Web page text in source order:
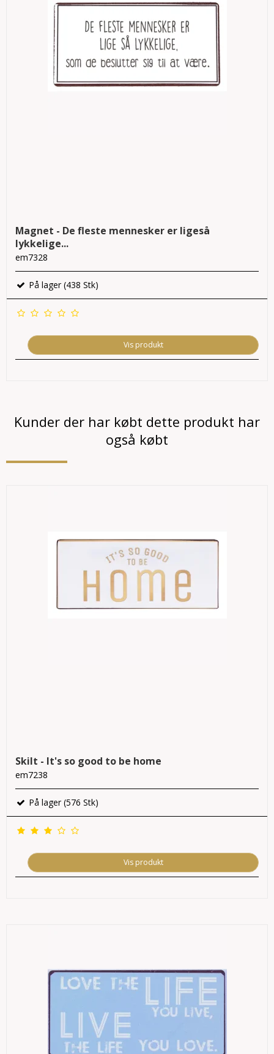
Magnet - De fleste mennesker er ligeså
lykkelige...
em7328
På lager (438 Stk)
Vis produkt
Kunder der har købt dette produkt har
også købt
Skilt - It's so good to be home
em7238
På lager (576 Stk)
Vis produkt